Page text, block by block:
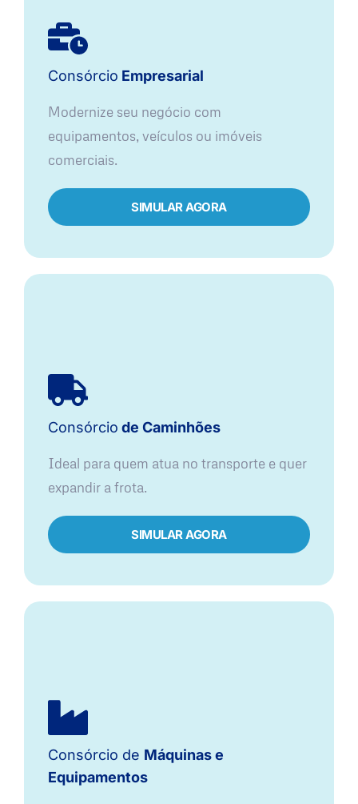
Consórcio Empresarial
Modernize seu negócio com
equipamentos, veículos ou imóveis
comerciais.
SIMULAR AGORA
Consórcio de Caminhões
Ideal para quem atua no transporte e quer
expandir a frota.
SIMULAR AGORA
Consórcio de Máquinas e
Equipamentos